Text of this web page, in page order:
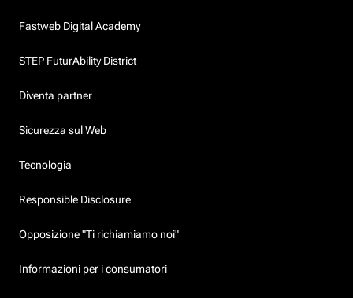
Fastweb Digital Academy
STEP FuturAbility District
Diventa partner
Sicurezza sul Web
Tecnologia
Responsible Disclosure
Opposizione "Ti richiamiamo noi"
Informazioni per i consumatori